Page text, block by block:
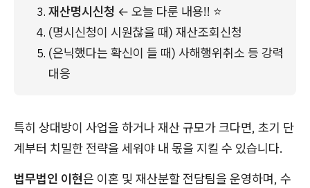
재산명시신청 ← 오늘 다룬 내용!! ⭐
(명시신청이 시원찮을 때) 재산조회신청
(은닉했다는 확신이 들 때) 사해행위취소 등 강력
대응
특히 상대방이 사업을 하거나 재산 규모가 크다면, 초기 단
계부터 치밀한 전략을 세워야 내 몫을 지킬 수 있습니다.
법무법인 이현은 이혼 및 재산분할 전담팀을 운영하며, 수